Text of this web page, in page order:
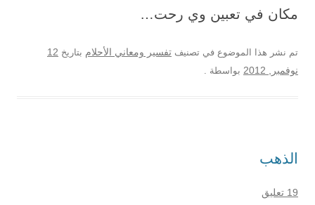
مكان في تعبين وي رحت…
تم نشر هذا الموضوع في تصنيف تفسير ومعاني الأحلام بتاريخ 12
نوفمبر, 2012
بواسطة .
الذهب
19 تعليق